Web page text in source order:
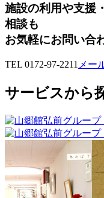
施設の利用や支援
相談も
お気軽にお問い合
TEL 0172-97-2211 メー
サービスから